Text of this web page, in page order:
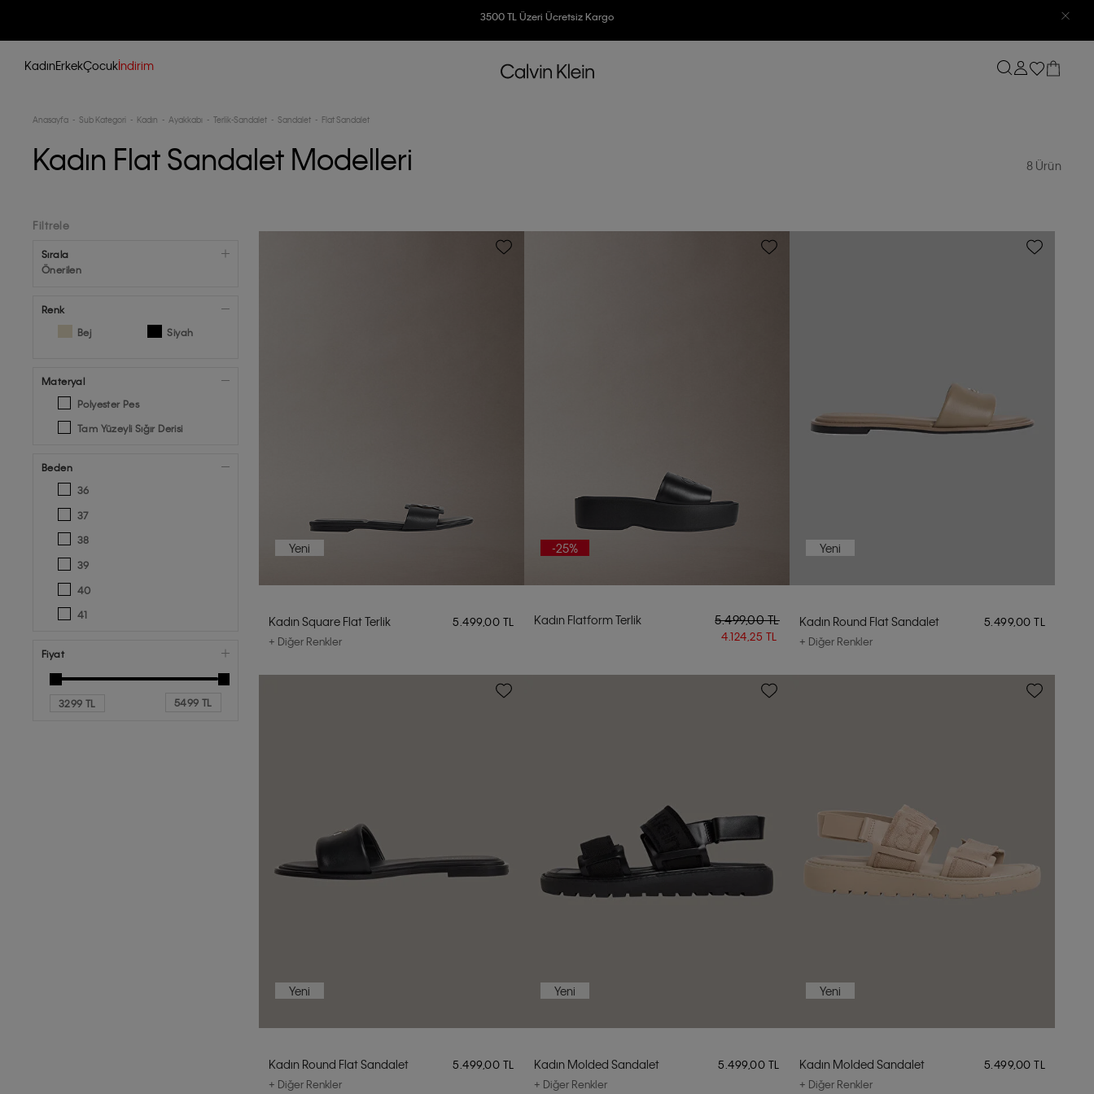
3500 TL Üzeri Ücretsiz Kargo
7500 TL Ve Üzeri Alışverişlerinizde 6 Taksit İmkanı
KadınErkekÇocukİndirim
Anasayfa Sub Kategori Kadın Ayakkabı Terlik-Sandalet Sandalet Flat Sandalet
Kadın Flat Sandalet Modelleri 8 Ürün
Filtrele
Sırala
Önerilen
Renk
Bej
Siyah
Materyal
Polyester Pes
Tam Yüzeyli Sığır Derisi
Beden
36
37
38
39
40
41
Fiyat
3299 TL 5499 TL
Yeni
Kadın Square Flat Terlik
5.499,00 TL
+ Diğer Renkler
-25%
Kadın Flatform Terlik 5.499,00 TL
4.124,25 TL
Yeni
Kadın Round Flat Sandalet
5.499,00 TL
+ Diğer Renkler
Yeni
Kadın Round Flat Sandalet
5.499,00 TL
+ Diğer Renkler
Yeni
Kadın Molded Sandalet
5.499,00 TL
+ Diğer Renkler
Yeni
Kadın Molded Sandalet
5.499,00 TL
+ Diğer Renkler